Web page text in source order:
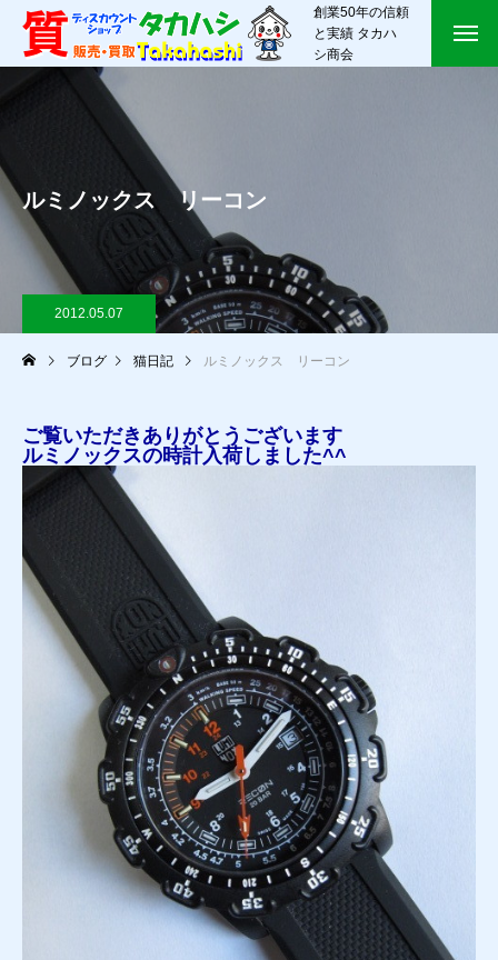
創業50年の信頼
と実績 タカハ
シ商会
ルミノックス リーコン
2012.05.07
ブログ 猫日記 ルミノックス リーコン
ご覧いただきありがとうございます
ルミノックスの時計入荷しました^^